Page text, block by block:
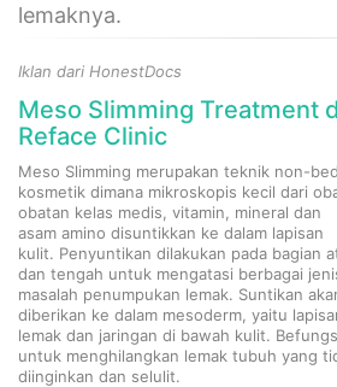
lemaknya.
Iklan dari HonestDocs
Meso Slimming Treatment
Reface Clinic
Meso Slimming merupakan teknik non-
kosmetik dimana mikroskopis kecil dari
obatan kelas medis, vitamin, mineral dan
asam amino disuntikkan ke dalam lapisan
kulit. Penyuntikan dilakukan pada bagian
dan tengah untuk mengatasi berbagai
masalah penumpukan lemak. Suntikan
diberikan ke dalam mesoderm, yaitu
lemak dan jaringan di bawah kulit.
untuk menghilangkan lemak tubuh yang
diinginkan dan selulit.